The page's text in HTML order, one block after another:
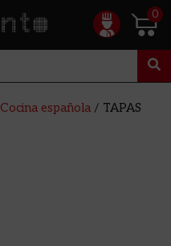
0
Cocina española / TAPAS